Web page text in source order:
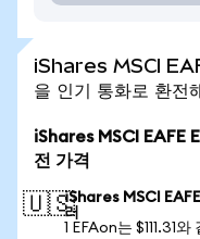
iShares MSCI
을 인기 통화로 환전
iShares MSCI EAFE
전 가격
🇺🇸iShares MSCI
러
1 EFAon는 $111.31와